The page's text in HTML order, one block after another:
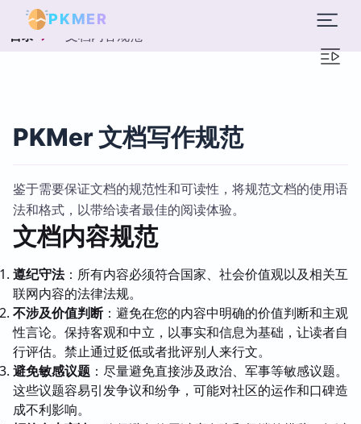
PKMER
目录 文档内容规范
PKMer 文档写作规范
鉴于需要保证文档的规范性和可读性，将规范文档的使用语
法和格式，以带给读者最佳的阅读体验。
文档内容规范
遵纪守法：所有内容必须符合国家、社会价值观以及相关互
联网内容的法律法规。
不涉及价值判断：避免在您的内容中明确的价值判断和主观
性言论。保持客观和中立，以事实和信息为基础，让读者自
行评估。禁止通过贬低或者批评别人来行文。
避免敏感议题 ：尽量避免直接涉及政治、军事等敏感议题。
这些议题容易引发争议和纷争，可能对社区的运作和口碑造
成不利影响。